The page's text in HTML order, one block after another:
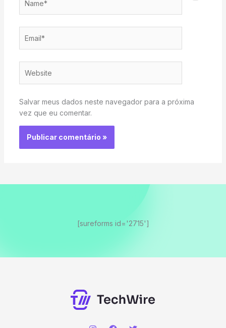
Salvar meus dados neste navegador para a próxima
vez que eu comentar.
[sureforms id='2715']